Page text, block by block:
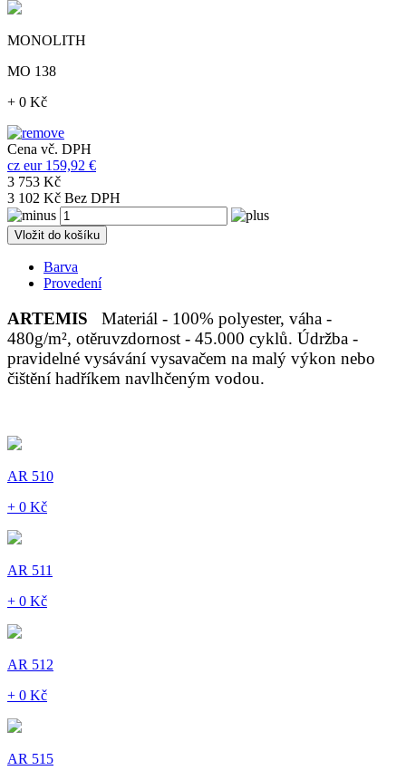
MONOLITH
MO 138
+ 0 Kč
Cena vč. DPH
cz eur 159,92 €
3 753 Kč
3 102 Kč Bez DPH
Vložit do košíku
Barva
Provedení
ARTEMIS
Materiál - 100% polyester, váha -
480g/m², otěruvzdornost - 45.000 cyklů. Údržba -
pravidelné vysávání vysavačem na malý výkon nebo
čištění hadříkem navlhčeným vodou.
AR 510
+ 0 Kč
AR 511
+ 0 Kč
AR 512
+ 0 Kč
AR 515